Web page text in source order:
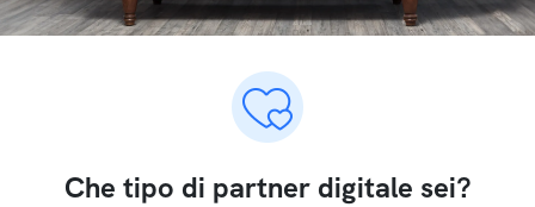
Che tipo di partner digitale sei?